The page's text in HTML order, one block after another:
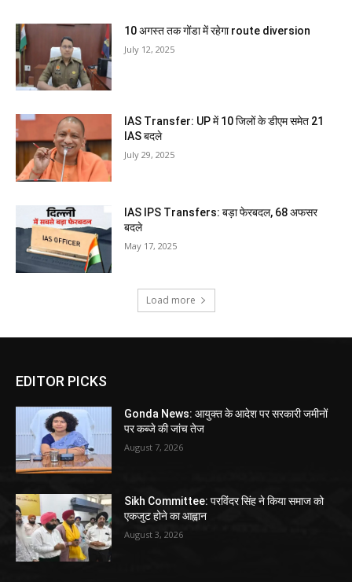
10 अगस्त तक गोंडा में रहेगा route diversion
July 12, 2025
IAS Transfer: UP में 10 जिलों के डीएम समेत 21
IAS बदले
July 29, 2025
IAS IPS Transfers: बड़ा फेरबदल, 68 अफसर
बदले
May 17, 2025
Load more
EDITOR PICKS
Gonda News: आयुक्त के आदेश पर सरकारी जमीनों
पर कब्जे की जांच तेज
August 7, 2026
Sikh Committee: परविंदर सिंह ने किया समाज को
एकजुट होने का आह्वान
August 3, 2026